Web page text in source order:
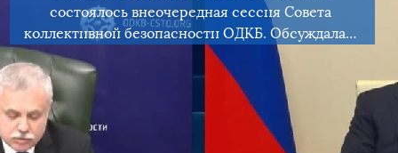
состоялось внеочередная сессия Совета
коллективной безопасности ОДКБ. Обсуждалась
ситуация в Республике Казахстан и меры по
нормализации обстановки в стране